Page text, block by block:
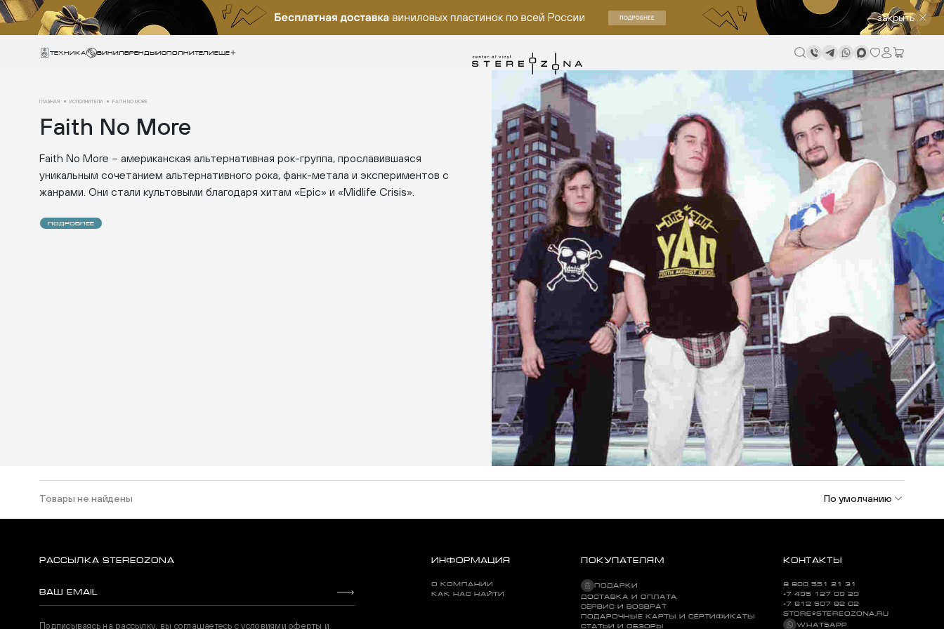
закрыть
Техника ВИНИЛБРЕНДЫИСПОЛНИТЕЛИЕще
ГЛАВНАЯ ИСПОЛНИТЕЛИ FAITH NO MORE
Faith No More
Faith No More – американская альтернативная рок-группа, прославившаяся
уникальным сочетанием альтернативного рока, фанк-метала и экспериментов с
жанрами. Они стали культовыми благодаря хитам «Epic» и «Midlife Crisis».
ПОДРОБНЕЕ
Товары не найдены По умолчанию
РАССЫЛКА STEREOZONA
Подписываясь на рассылку, вы соглашаетесь с условиями оферты и
ИНФОРМАЦИЯ
О КОМПАНИИ
КАК НАС НАЙТИ
ПОКУПАТЕЛЯМ
ПОДАРКИ
ДОСТАВКА И ОПЛАТА
СЕРВИС И ВОЗВРАТ
ПОДАРОЧНЫЕ КАРТЫ И СЕРТИФИКАТЫ
СТАТЬИ И ОБЗОРЫ
КОНТАКТЫ
8 800 551 21 31
+7 495 127 09 29
+7 812 507 82 62
STORE@STEREOZONA.RU
WHATSAPP